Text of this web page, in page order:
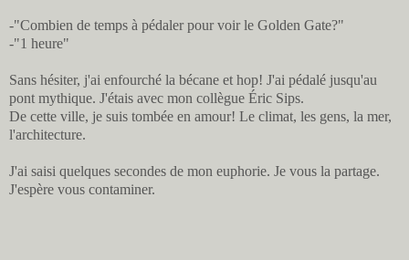
-"Combien de temps à pédaler pour voir le Golden Gate?"
-"1 heure"
Sans hésiter, j'ai enfourché la bécane et hop! J'ai pédalé jusqu'au
pont mythique. J'étais avec mon collègue Éric Sips.
De cette ville, je suis tombée en amour! Le climat, les gens, la mer,
l'architecture.
J'ai saisi quelques secondes de mon euphorie. Je vous la partage.
J'espère vous contaminer.